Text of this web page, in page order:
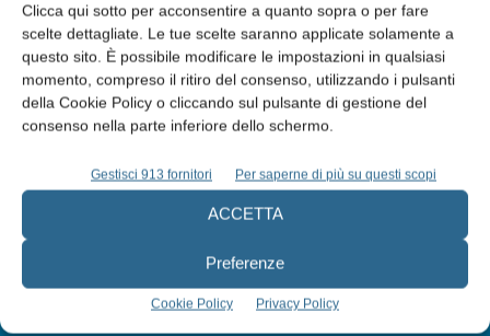
Clicca qui sotto per acconsentire a quanto sopra o per fare
scelte dettagliate. Le tue scelte saranno applicate solamente a
questo sito. È possibile modificare le impostazioni in qualsiasi
momento, compreso il ritiro del consenso, utilizzando i pulsanti
della Cookie Policy o cliccando sul pulsante di gestione del
consenso nella parte inferiore dello schermo.
Gestisci 913 fornitori Per saperne di più su questi scopi
ACCETTA
Preferenze
Cookie Policy Privacy Policy
Edicola web
Abbonati
Iscriviti alla newsletter